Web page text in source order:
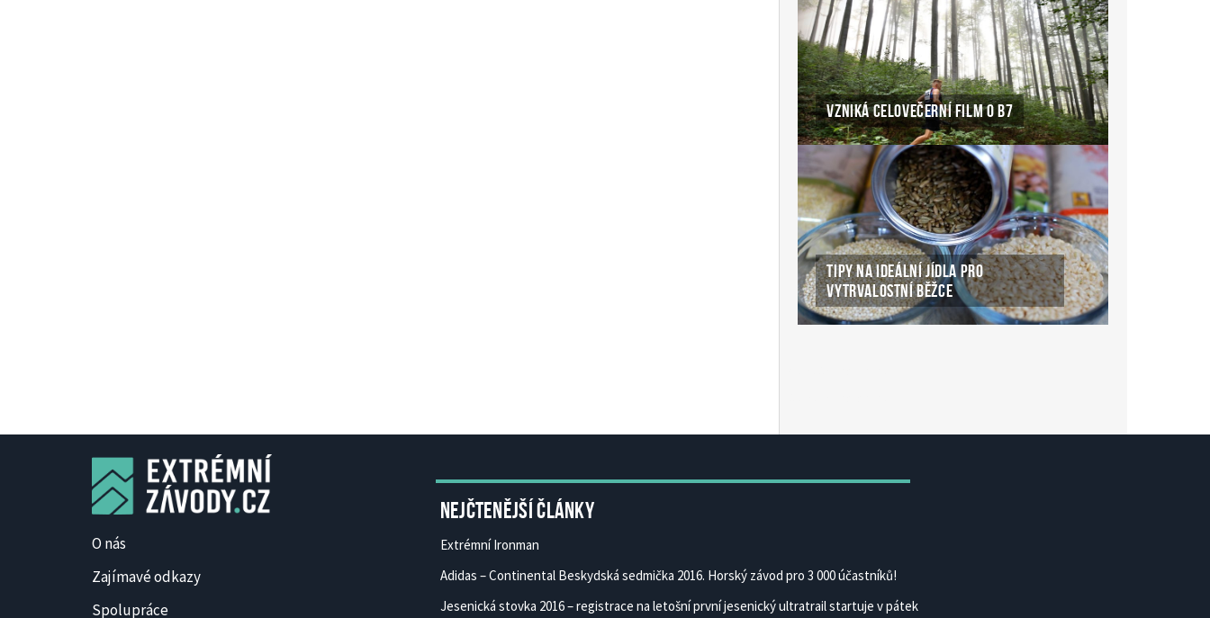
VZNIKÁ CELOVEČERNÍ FILM O B7
TIPY NA IDEÁLNÍ JÍDLA PRO
VYTRVALOSTNÍ BĚŽCE
O nás
Zajímavé odkazy
Spolupráce
Nejčtenější články
Extrémní Ironman
Adidas – Continental Beskydská sedmička 2016. Horský závod pro 3 000 účastníků!
Jesenická stovka 2016 – registrace na letošní první jesenický ultratrail startuje v pátek